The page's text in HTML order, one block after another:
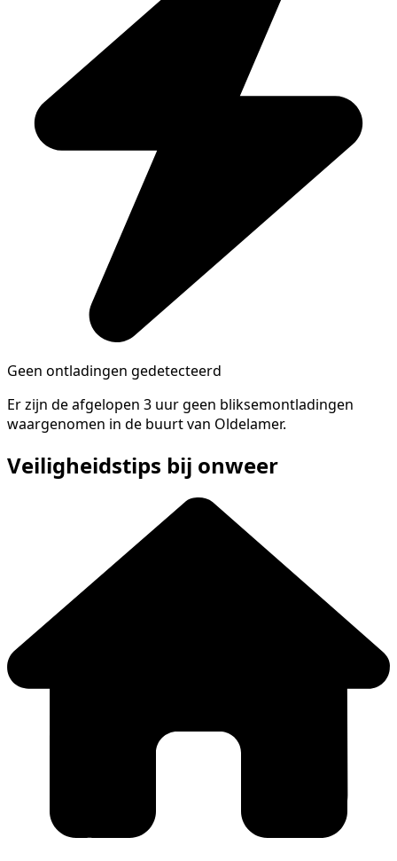
Geen ontladingen gedetecteerd
Er zijn de afgelopen 3 uur geen bliksemontladingen
waargenomen in de buurt van Oldelamer.
Veiligheidstips bij onweer